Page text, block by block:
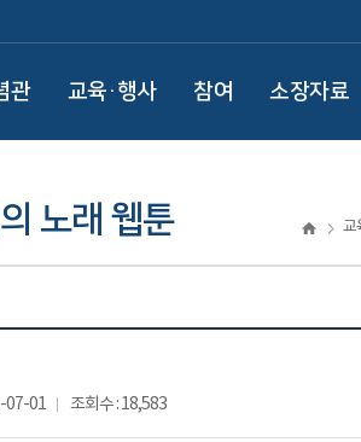
관 교육·행사 참여 소장자료
노래 웹툰 교
07-01 조회수 : 18,583